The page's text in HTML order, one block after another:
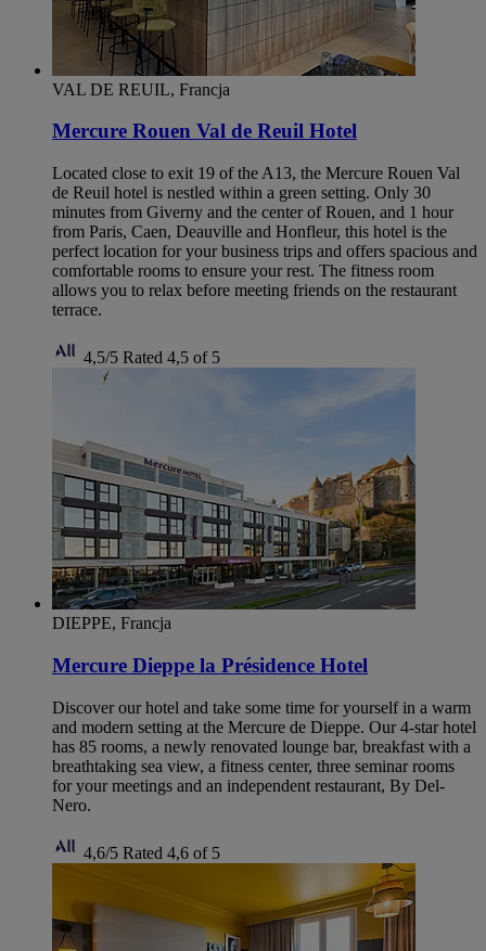
VAL DE REUIL, Francja
Mercure Rouen Val de Reuil Hotel
Located close to exit 19 of the A13, the Mercure Rouen Val
de Reuil hotel is nestled within a green setting. Only 30
minutes from Giverny and the center of Rouen, and 1 hour
from Paris, Caen, Deauville and Honfleur, this hotel is the
perfect location for your business trips and offers spacious and
comfortable rooms to ensure your rest. The fitness room
allows you to relax before meeting friends on the restaurant
terrace.
4,5/5 Rated 4,5 of 5
DIEPPE, Francja
Mercure Dieppe la Présidence Hotel
Discover our hotel and take some time for yourself in a warm
and modern setting at the Mercure de Dieppe. Our 4-star hotel
has 85 rooms, a newly renovated lounge bar, breakfast with a
breathtaking sea view, a fitness center, three seminar rooms
for your meetings and an independent restaurant, By Del-
Nero.
4,6/5 Rated 4,6 of 5